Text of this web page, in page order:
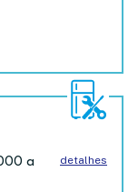
a
detalhes